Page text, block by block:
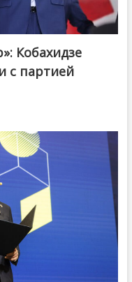
Кобахидзе
с партией